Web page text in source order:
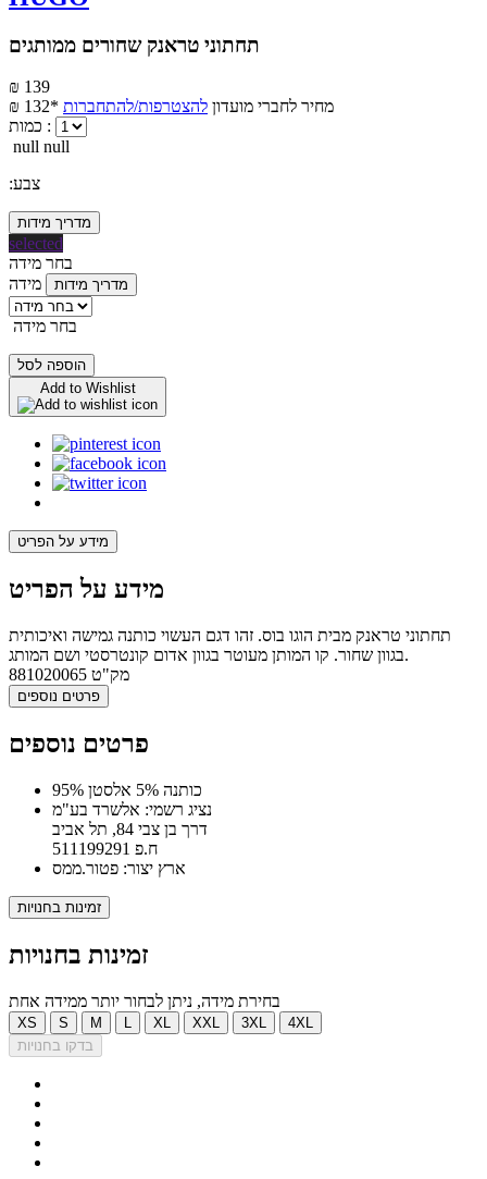
תחתוני טראנק שחורים ממותגים
₪ 139
₪ 132*
מחיר לחברי מועדון להצטרפות/להתחברות
כמות :
null null
:צבע
מדריך מידות
selected
בחר מידה
מידה
מדריך מידות
בחר מידה
הוספה לסל
Add to Wishlist
מידע על הפריט
מידע על הפריט
תחתוני טראנק מבית הוגו בוס. זהו דגם העשוי כותנה גמישה ואיכותית
בגוון שחור. קו המותן מעוטר בגוון אדום קונטרסטי ושם המותג.
מק"ט 881020065
פרטים נוספים
פרטים נוספים
95% כותנה 5% אלסטן
נציג רשמי: אלשרד בע"מ
דרך בן צבי 84, תל אביב
ח.פ 511199291
ארץ יצור: פטור.ממס
זמינות בחנויות
זמינות בחנויות
בחירת מידה, ניתן לבחור יותר ממידה אחת
XS S M XL XXL 3XL
4XL
בדקו בחנויות